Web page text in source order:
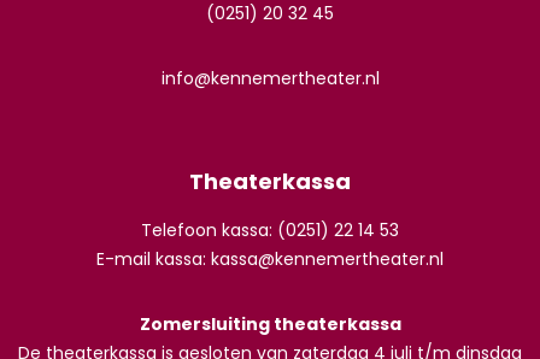
(0251) 20 32 45
info@kennemertheater.nl
Theaterkassa
Telefoon kassa: (0251) 22 14 53
E-mail kassa: kassa@kennemertheater.nl
Zomersluiting theaterkassa
De theaterkassa is gesloten van zaterdag 4 juli t/m dinsdag